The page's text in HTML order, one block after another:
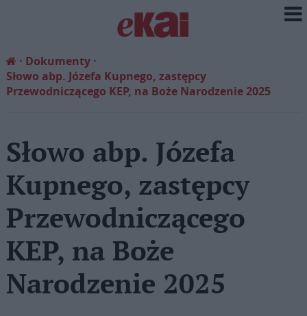
Dokumenty
Słowo abp. Józefa Kupnego, zastępcy
Przewodniczącego KEP, na Boże Narodzenie 2025
Słowo abp. Józefa
Kupnego, zastępcy
Przewodniczącego
KEP, na Boże
Narodzenie 2025